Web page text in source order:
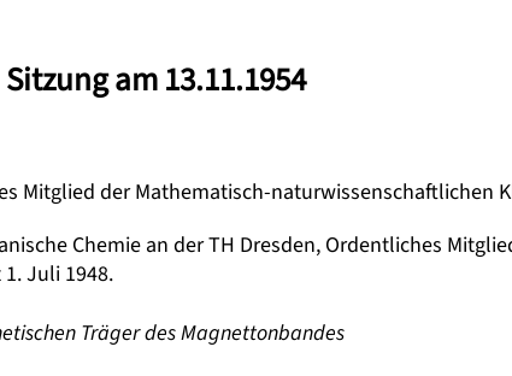
am 13.11.1954
Mitglied der Mathematisch-naturwissenschaftlichen
Chemie an der TH Dresden, Ordentliches
Juli 1948.
Träger des Magnettonbandes